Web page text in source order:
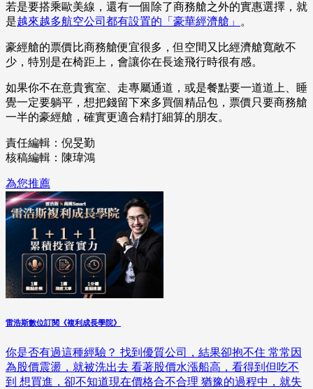
若是要搭乘歐美線，還有一個除了商務艙之外的實惠選擇，就
是越來越多航空公司都有設置的「豪華經濟艙」 。
豪經艙的票價比商務艙便宜很多，但空間又比經濟艙寬敞不
少，特別是在椅距上，會讓你在長途飛行時很有感。
如果你不在意貴賓室、走專屬通道，或是餐點要一道道上、睡
覺一定要躺平，想把錢留下來多買個精品包，票價只要商務艙
一半的豪經艙，確實更適合精打細算的朋友。
責任編輯：倪旻勤
核稿編輯：陳瑋鴻
為您推薦
雷浩斯數位訂閱《複利成長學院》
你是否有過這種經驗？ 找到優質公司，結果卻抱不住 常常因
為股價震盪，就被洗出去 看著股價水漲船高，看得到但吃不
到 想買進，卻不知道現在價格合不合理 猶豫的過程中，就失